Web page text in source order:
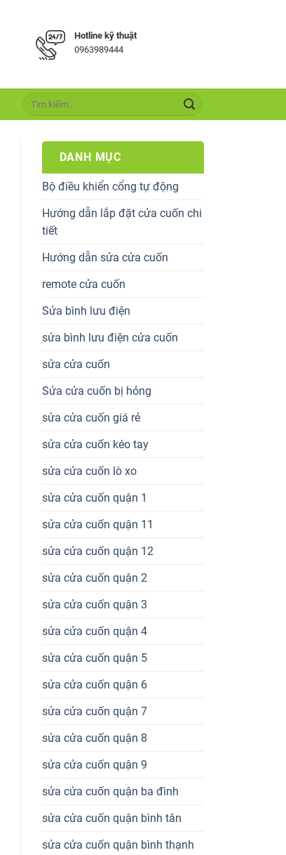
Hotline kỹ thuật
0963989444
DANH MỤC
Bộ điều khiển cổng tự động
Hướng dẫn lắp đặt cửa cuốn chi
tiết
Hướng dẫn sửa cửa cuốn
remote cửa cuốn
Sửa bình lưu điện
sửa bình lưu điện cửa cuốn
sửa cửa cuốn
Sửa cửa cuốn bị hỏng
sửa cửa cuốn giá rẻ
sửa cửa cuốn kéo tay
sửa cửa cuốn lò xo
sửa cửa cuốn quận 1
sửa cửa cuốn quận 11
sửa cửa cuốn quận 12
sửa cửa cuốn quận 2
sửa cửa cuốn quận 3
sửa cửa cuốn quận 4
sửa cửa cuốn quận 5
sửa cửa cuốn quận 6
sửa cửa cuốn quận 7
sửa cửa cuốn quận 8
sửa cửa cuốn quận 9
sửa cửa cuốn quận ba đình
sửa cửa cuốn quận bình tân
sửa cửa cuốn quận bình thạnh